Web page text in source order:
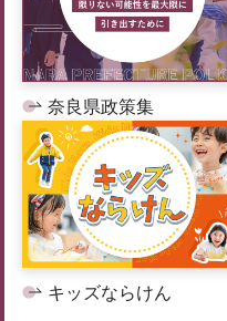
奈良県政策集
キッズならけん